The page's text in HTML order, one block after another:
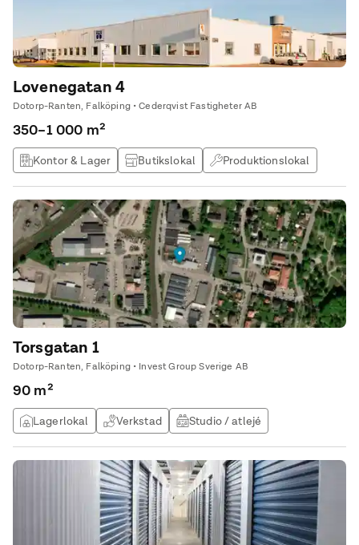
Lovenegatan 4
Dotorp-Ranten, Falköping • Cederqvist Fastigheter AB
350–1 000 m²
Kontor & Lager Butikslokal
Produktionslokal
Lagerlokal
Torsgatan 1
Dotorp-Ranten, Falköping • Invest Group Sverige AB
90 m²
Lagerlokal Verkstad
Studio / atlejé
Kontor & Lager